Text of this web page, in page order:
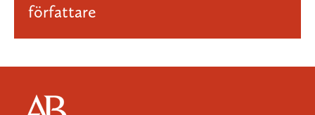
författare